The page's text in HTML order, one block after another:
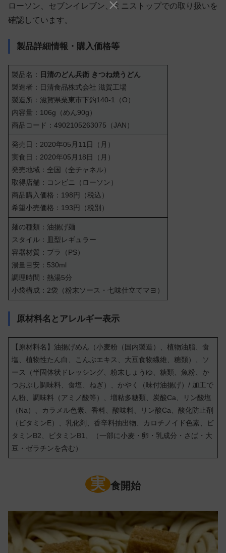
ローソン、セブンイレブン、ミニストップでの取り扱いを
確認しています。
製品詳細情報・購入価格等
製品名： 日清のどん兵衛 きつね焼うどん
製造者：日清食品株式会社 滋賀工場
製造所：滋賀県栗東市下鈎140-1（O）
内容量：106g（めん90g）
商品コード：4902105263075（JAN）
発売日：2020年05月11日（月）
実食日：2020年05月18日（月）
発売地域：全国（全チャネル）
取得店舗：コンビニ（ローソン）
商品購入価格：198円（税込）
希望小売価格：193円（税別）
麺の種類：油揚げ麺
スタイル：皿型レギュラー
容器材質：プラ（PS）
湯量目安：530ml
調理時間：熱湯5分
小袋構成：2袋（粉末ソース・七味仕立てマヨ）
原材料名とアレルギー表示
【原材料名】油揚げめん（小麦粉（国内製造）、植物油脂、食
塩、植物性たん白、こんぶエキス、大豆食物繊維、糖類）、ソ
ース（半固体状ドレッシング、粉末しょうゆ、糖類、魚粉、か
つおぶし調味料、食塩、ねぎ）、かやく（味付油揚げ）/ 加工で
ん粉、調味料（アミノ酸等）、増粘多糖類、炭酸Ca、リン酸塩
（Na）、カラメル色素、香料、酸味料、リン酸Ca、酸化防止剤
（ビタミンE）、乳化剤、香辛料抽出物、カロチノイド色素、ビ
タミンB2、ビタミンB1、（一部に小麦・卵・乳成分・さば・大
豆・ゼラチンを含む）
実 食開始